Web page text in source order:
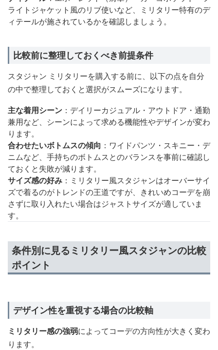
ライトジャケット風のリブ使いなど、ミリタリー特有のデ
ィテールが施されているかを確認しましょう。
比較前に整理しておくべき前提条件
スタジャン ミリタリーを購入する前に、以下の点を自分
の中で整理しておくと選択がスムーズになります。
主な着用シーン ：デイリーカジュアル・アウトドア・通勤
兼用など、シーンによって求める機能性やデザインが変わ
ります。
合わせたいボトムスの傾向 ：ワイドパンツ・スキニー・デ
ニムなど、手持ちのボトムスとのバランスを事前に確認し
ておくと失敗が減ります。
サイズ感の好み ：ミリタリー風スタジャンはオーバーサイ
ズで着るのがトレンドの王道ですが、きれいめコーデを崩
さずに取り入れたい場合はジャストサイズが適していま
す。
条件別に見るミリタリー風スタジャンの比較
ポイント
デザイン性を重視する場合の比較軸
ミリタリー感の強弱によってコーデの方向性が大きく変わ
ります。